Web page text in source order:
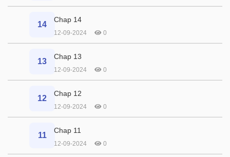
14
Chap 14
12-09-2024 0
13
Chap 13
12-09-2024 0
12
Chap 12
12-09-2024 0
11
Chap 11
12-09-2024 0